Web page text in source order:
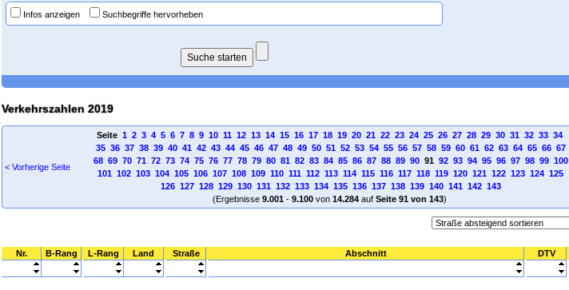
Infos anzeigen Suchbegriffe hervorheben
Verkehrszahlen 2019
< Vorherige Seite
Seite 1 2 3 4 5 6 7 8 9 10 11 12 13 14 15 16 17 18 19 20 21 22 23 24 25 26 27 28 29 30 31 32 33 34
35 36 37 38 39 40 41 42 43 44 45 46 47 48 49 50 51 52 53 54 55 56 57 58 59 60 61 62 63 64 65 66 67
68 69 70 71 72 73 74 75 76 77 78 79 80 81 82 83 84 85 86 87 88 89 9091 92 93 94 95 96 97 98 99 100
101 102 103 104 105 106 107 108 109 110 111 112 113 114 115 116 117 118 119 120 121 122 123 124 125
126 127 128 129 130 131 132 133 134 135 136 137 138 139 140 141 142 143
(Ergebnisse 9.001- 9.100von 14.284auf Seite 91 von 143)
Nr. B-Rang L-Rang Land Straße Abschnitt DTV